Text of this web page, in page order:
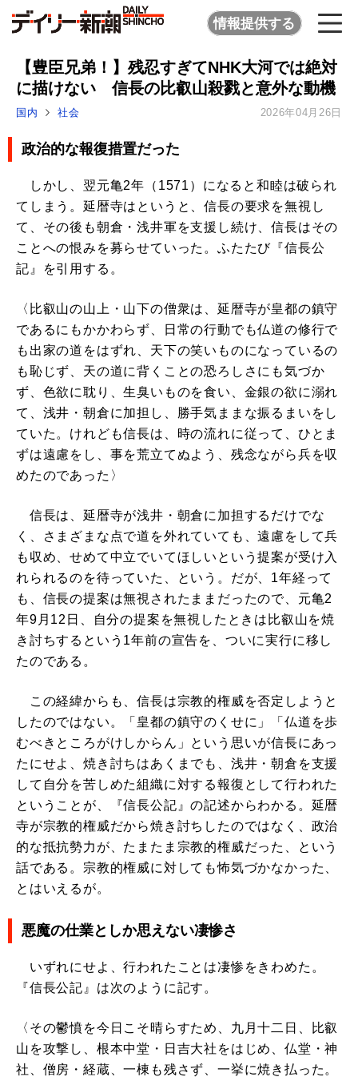
情報提供する
【豊臣兄弟！】残忍すぎてNHK大河では絶対
に描けない 信長の比叡山殺戮と意外な動機
国内 社会 2026年04月26日
政治的な報復措置だった
しかし、翌元亀2年（1571）になると和睦は破られ
てしまう。延暦寺はというと、信長の要求を無視し
て、その後も朝倉・浅井軍を支援し続け、信長はその
ことへの恨みを募らせていった。ふたたび『信長公
記』を引用する。
〈比叡山の山上・山下の僧衆は、延暦寺が皇都の鎮守
であるにもかかわらず、日常の行動でも仏道の修行で
も出家の道をはずれ、天下の笑いものになっているの
も恥じず、天の道に背くことの恐ろしさにも気づか
ず、色欲に耽り、生臭いものを食い、金銀の欲に溺れ
て、浅井・朝倉に加担し、勝手気ままな振るまいをし
ていた。けれども信長は、時の流れに従って、ひとま
ずは遠慮をし、事を荒立てぬよう、残念ながら兵を収
めたのであった〉
信長は、延暦寺が浅井・朝倉に加担するだけでな
く、さまざまな点で道を外れていても、遠慮をして兵
も収め、せめて中立でいてほしいという提案が受け入
れられるのを待っていた、という。だが、1年経って
も、信長の提案は無視されたままだったので、元亀2
年9月12日、自分の提案を無視したときは比叡山を焼
き討ちするという1年前の宣告を、ついに実行に移し
たのである。
この経緯からも、信長は宗教的権威を否定しようと
したのではない。「皇都の鎮守のくせに」「仏道を歩
むべきところがけしからん」という思いが信長にあっ
たにせよ、焼き討ちはあくまでも、浅井・朝倉を支援
して自分を苦しめた組織に対する報復として行われた
ということが、『信長公記』の記述からわかる。延暦
寺が宗教的権威だから焼き討ちしたのではなく、政治
的な抵抗勢力が、たまたま宗教的権威だった、という
話である。宗教的権威に対しても怖気づかなかった、
とはいえるが。
悪魔の仕業としか思えない凄惨さ
いずれにせよ、行われたことは凄惨をきわめた。
『信長公記』は次のように記す。
〈その鬱憤を今日こそ晴らすため、九月十二日、比叡
山を攻撃し、根本中堂・日吉大社をはじめ、仏堂・神
社、僧房・経蔵、一棟も残さず、一挙に焼き払った。